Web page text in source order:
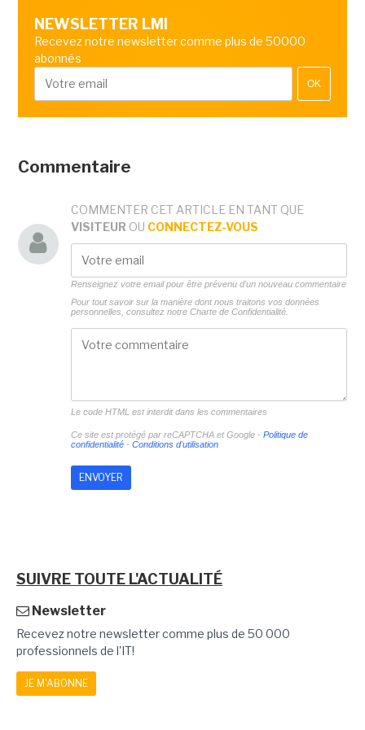
NEWSLETTER LMI
Recevez notre newsletter comme plus de 50000
abonnés
OK
Commentaire
COMMENTER CET ARTICLE EN TANT QUE
VISITEUR OU CONNECTEZ-VOUS
Renseignez votre email pour être prévenu d'un nouveau commentaire
Pour tout savoir sur la manière dont nous traitons vos données
personnelles, consultez notre Charte de Confidentialité.
Le code HTML est interdit dans les commentaires
Ce site est protégé par reCAPTCHA et Google - Politique de
confidentialité- Conditions d'utilisation
SUIVRE TOUTE L'ACTUALITÉ
Newsletter
Recevez notre newsletter comme plus de 50 000
professionnels de l'IT!
JE M'ABONNE